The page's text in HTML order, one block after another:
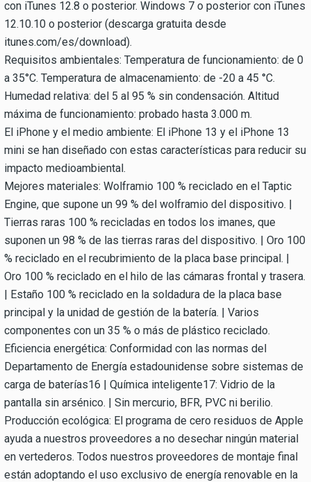
con iTunes 12.8 o posterior. Windows 7 o posterior con iTunes
12.10.10 o posterior (descarga gratuita desde
itunes.com/es/download).
Requisitos ambientales: Temperatura de funcionamiento: de 0
a 35°C. Temperatura de almacenamiento: de -20 a 45 °C.
Humedad relativa: del 5 al 95 % sin condensación. Altitud
máxima de funcionamiento: probado hasta 3.000 m.
El iPhone y el medio ambiente: El iPhone 13 y el iPhone 13
mini se han diseñado con estas características para reducir su
impacto medioambiental.
Mejores materiales: Wolframio 100 % reciclado en el Taptic
Engine, que supone un 99 % del wolframio del dispositivo. |
Tierras raras 100 % recicladas en todos los imanes, que
suponen un 98 % de las tierras raras del dispositivo. | Oro 100
% reciclado en el recubrimiento de la placa base principal. |
Oro 100 % reciclado en el hilo de las cámaras frontal y trasera.
| Estaño 100 % reciclado en la soldadura de la placa base
principal y la unidad de gestión de la batería. | Varios
componentes con un 35 % o más de plástico reciclado.
Eficiencia energética: Conformidad con las normas del
Departamento de Energía estadounidense sobre sistemas de
carga de baterías16 | Química inteligente17: Vidrio de la
pantalla sin arsénico. | Sin mercurio, BFR, PVC ni berilio.
Producción ecológica: El programa de cero residuos de Apple
ayuda a nuestros proveedores a no desechar ningún material
en vertederos. Todos nuestros proveedores de montaje final
están adoptando el uso exclusivo de energía renovable en la